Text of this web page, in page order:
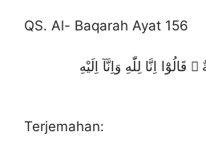
QS. Al- Baqarah Ayat 156
اِنَّا لِلّٰهِ وَاِنَّآ اِلَيْهِ
Terjemahan: